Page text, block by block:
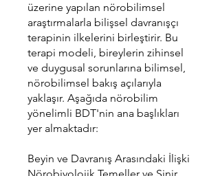
üzerine yapılan nörobilimsel
araştırmalarla bilişsel davranışçı
terapinin ilkelerini birleştirir. Bu
terapi modeli, bireylerin zihinsel
ve duygusal sorunlarına bilimsel,
nörobilimsel bakış açılarıyla
yaklaşır. Aşağıda nörobilim
yönelimli BDT'nin ana başlıkları
yer almaktadır:
Beyin ve Davranış Arasındaki İlişki